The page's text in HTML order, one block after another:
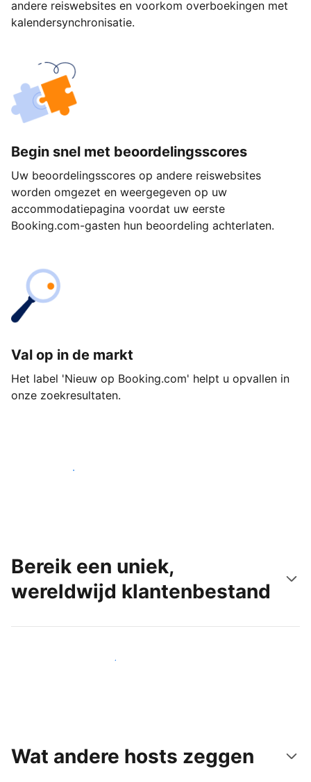
andere reiswebsites en voorkom overboekingen met
kalendersynchronisatie.
Begin snel met beoordelingsscores
Uw beoordelingsscores op andere reiswebsites
worden omgezet en weergegeven op uw
accommodatiepagina voordat uw eerste
Booking.com-gasten hun beoordeling achterlaten.
Val op in de markt
Het label 'Nieuw op Booking.com' helpt u opvallen in
onze zoekresultaten.
Begin vandaag nog
Bereik een uniek,
wereldwijd klantenbestand
Bereik vandaag nog nieuwe gasten
Wat andere hosts zeggen